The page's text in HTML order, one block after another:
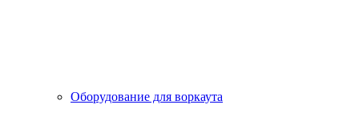
Оборудование для воркаута